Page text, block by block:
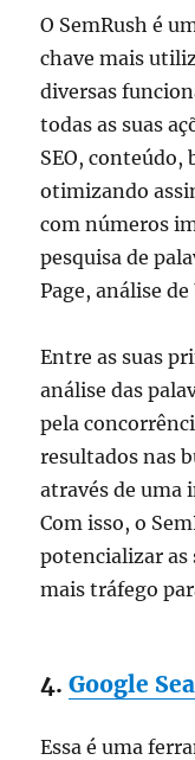
O SemRush é
chave mais
diversas
todas as suas
SEO, conteúdo,
otimizando
com números
pesquisa de
Page, análise
Entre as suas
análise das
pela
resultados nas
através de uma
Com isso, o
potencializar as
mais tráfego
4.Google
Essa é uma